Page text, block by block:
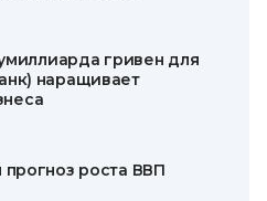
гривен для
наращивает
роста ВВП